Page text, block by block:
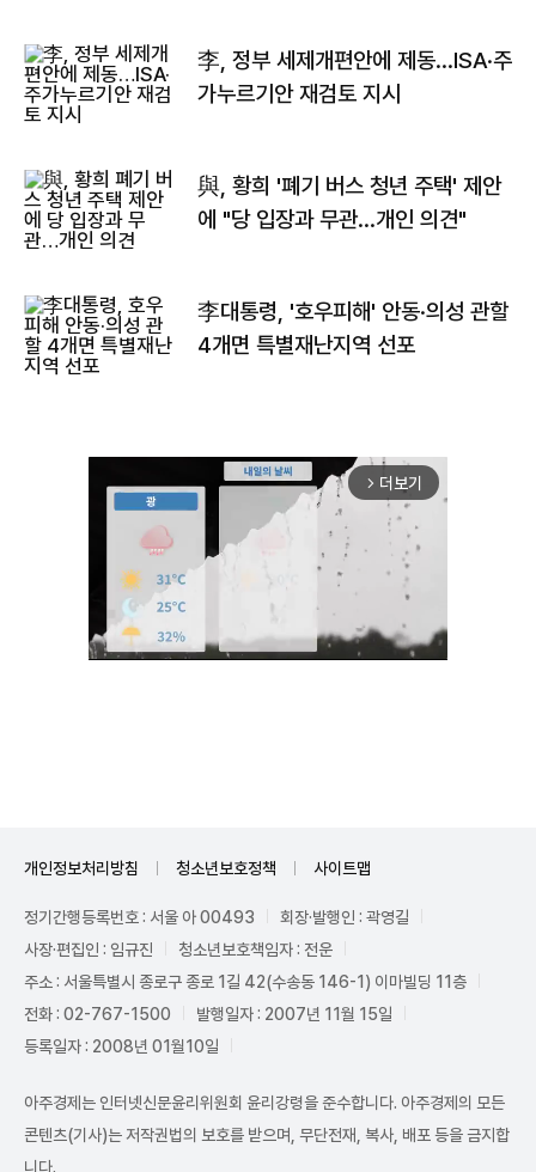
李, 정부 세제개편안에 제동…ISA·주
가누르기안 재검토 지시
與, 황희 '폐기 버스 청년 주택' 제안
에 "당 입장과 무관…개인 의견"
李대통령, '호우피해' 안동·의성 관할
4개면 특별재난지역 선포
arrow_forward_ios 더보기
개인정보처리방침 청소년보호정책 사이트맵
정기간행등록번호 : 서울 아 00493
회장·발행인 : 곽영길
사장·편집인 : 임규진
청소년보호책임자 : 전운
주소 : 서울특별시 종로구 종로 1길 42(수송동 146-1) 이마빌딩 11층
전화 : 02-767-1500
발행일자 : 2007년 11월 15일
등록일자 : 2008년 01월10일
아주경제는 인터넷신문윤리위원회 윤리강령을 준수합니다. 아주경제의 모든
콘텐츠(기사)는 저작권법의 보호를 받으며, 무단전재, 복사, 배포 등을 금지합
니다.